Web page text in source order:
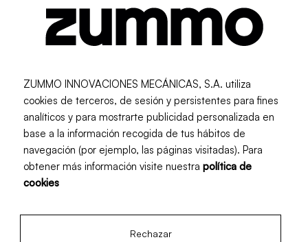
Valor nutricional
Amount per Servings
Calorías
ZUMMO INNOVACIONES MECÁNICAS, S.A. utiliza
cookies de terceros, de sesión y persistentes para fines
analíticos y para mostrarte publicidad personalizada en
base a la información recogida de tus hábitos de
navegación (por ejemplo, las páginas visitadas). Para
obtener más información visite nuestra política de
cookies
Rechazar